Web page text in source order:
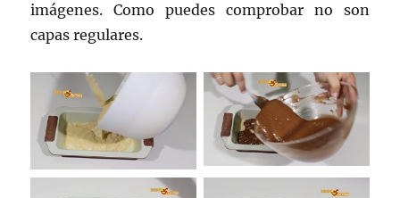
imágenes. Como puedes comprobar no son
capas regulares.